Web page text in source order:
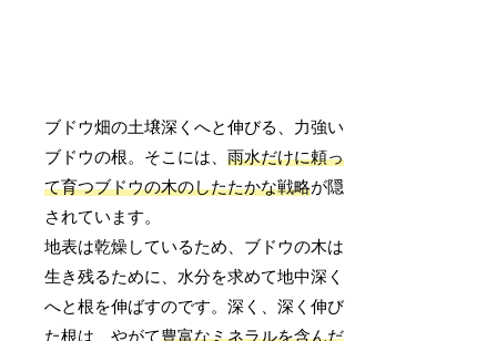
ブドウ畑の土壌深くへと伸びる、力強い
ブドウの根。そこには、雨水だけに頼っ
て育つブドウの木のしたたかな戦略が隠
されています。
地表は乾燥しているため、ブドウの木は
生き残るために、水分を求めて地中深く
へと根を伸ばすのです。深く、深く伸び
た根は、やがて豊富なミネラルを含んだ